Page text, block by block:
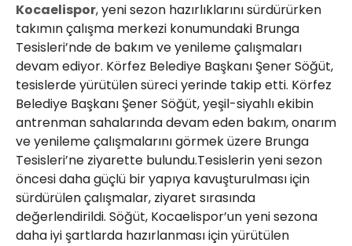
Kocaelispor, yeni sezon hazırlıklarını sürdürürken
takımın çalışma merkezi konumundaki Brunga
Tesisleri’nde de bakım ve yenileme çalışmaları
devam ediyor. Körfez Belediye Başkanı Şener Söğüt,
tesislerde yürütülen süreci yerinde takip etti. Körfez
Belediye Başkanı Şener Söğüt, yeşil-siyahlı ekibin
antrenman sahalarında devam eden bakım, onarım
ve yenileme çalışmalarını görmek üzere Brunga
Tesisleri’ne ziyarette bulundu.Tesislerin yeni sezon
öncesi daha güçlü bir yapıya kavuşturulması için
sürdürülen çalışmalar, ziyaret sırasında
değerlendirildi. Söğüt, Kocaelispor’un yeni sezona
daha iyi şartlarda hazırlanması için yürütülen